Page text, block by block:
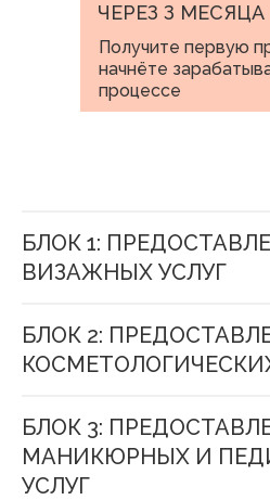
Получите первую
начнёте
процессе
ЧЕРЕЗ З МЕСЯЦА
БЛОК 1:
ВИЗАЖНЫХ УСЛУГ
БЛОК 2:
БЛОК 3:
МАНИКЮРНЫХ И
УСЛУГ